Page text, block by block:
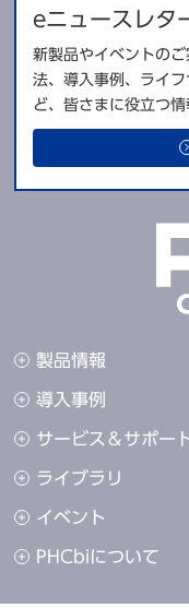
製品情報
導入事例
サービス＆サポー
ライブラリ
イベント
PHCbiについて
eニュースレタ
新製品やイベントの
法、導入事例、ライ
ど、皆さまに役立つ